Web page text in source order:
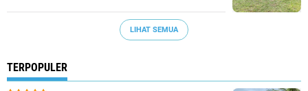
LIHAT SEMUA
TERPOPULER